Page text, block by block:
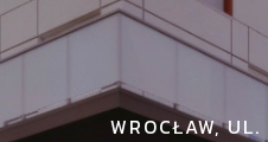
WROCŁAW,